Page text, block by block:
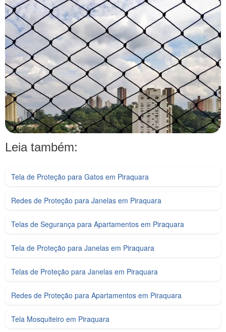
Leia também:
Tela de Proteção para Gatos em Piraquara
Redes de Proteção para Janelas em Piraquara
Telas de Segurança para Apartamentos em Piraquara
Tela de Proteção para Janelas em Piraquara
Telas de Proteção para Janelas em Piraquara
Redes de Proteção para Apartamentos em Piraquara
Tela Mosquiteiro em Piraquara